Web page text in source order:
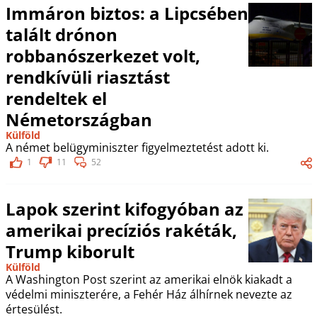
Immáron biztos: a Lipcsében
talált drónon
robbanószerkezet volt,
rendkívüli riasztást
rendeltek el
Németországban
Külföld
A német belügyminiszter figyelmeztetést adott ki.
1 11 52
Lapok szerint kifogyóban az
amerikai precíziós rakéták,
Trump kiborult
Külföld
A Washington Post szerint az amerikai elnök kiakadt a
védelmi miniszterére, a Fehér Ház álhírnek nevezte az
értesülést.